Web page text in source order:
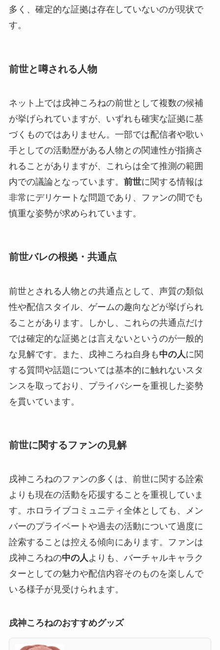
多く、確定的な証拠は存在していないのが現状で
す。
前世と噂される人物
ネット上では戌神ころねの前世として複数の候補
が挙げられていますが、いずれも確実な証拠に基
づくものではありません。一部では配信者や歌い
手としての活動歴がある人物との関連性が指摘さ
れることがありますが、これらは全て推測の範囲
内での議論となっています。 前世に関する情報は
非常にデリケートな問題であり、ファンの間でも
慎重な姿勢が求められています。
前世バレの根拠・共通点
前世とされる人物との共通点として、声質の類似
性や配信スタイル、ゲームの趣向などが挙げられ
ることがあります。しかし、これらの共通点だけ
では確定的な証拠とは言えないというのが一般的
な見解です。また、戌神ころね自身も 中の人 に関
する質問や話題については基本的に触れないスタ
ンスを取っており、プライバシーを重視した姿勢
を貫いています。
前世に関するファンの見解
戌神ころねのファンの多くは、前世に関する詮索
よりも現在の活動を応援することを重視していま
す。ホロライブコミュニティ全体としても、メン
バーのプライベートや過去の活動について過度に
詮索することは控える傾向にあります。ファンは
戌神ころねの中の人よりも、バーチャルキャラク
ターとしての魅力や配信内容そのものを楽しんで
いる様子が見受けられます。
戌神ころねのおすすめグッズ